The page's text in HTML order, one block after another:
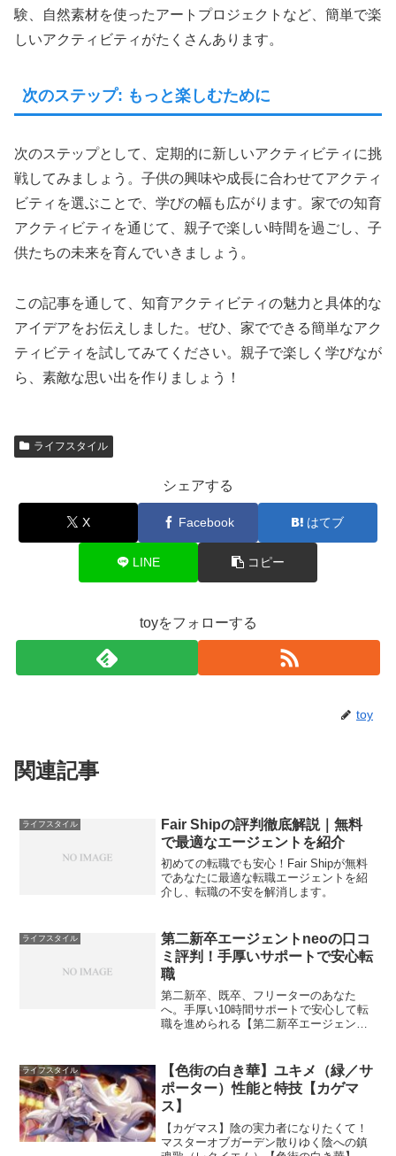
験、自然素材を使ったアートプロジェクトなど、簡単で楽
しいアクティビティがたくさんあります。
次のステップ: もっと楽しむために
次のステップとして、定期的に新しいアクティビティに挑
戦してみましょう。子供の興味や成長に合わせてアクティ
ビティを選ぶことで、学びの幅も広がります。家での知育
アクティビティを通じて、親子で楽しい時間を過ごし、子
供たちの未来を育んでいきましょう。
この記事を通して、知育アクティビティの魅力と具体的な
アイデアをお伝えしました。ぜひ、家でできる簡単なアク
ティビティを試してみてください。親子で楽しく学びなが
ら、素敵な思い出を作りましょう！
ライフスタイル
シェアする
X Facebook はてブ
LINE コピー
toyをフォローする
toy
関連記事
ライフスタイル
Fair Shipの評判徹底解説｜無料
で最適なエージェントを紹介
初めての転職でも安心！Fair Shipが無料
であなたに最適な転職エージェントを紹
介し、転職の不安を解消します。
ライフスタイル
第二新卒エージェントneoの口コ
ミ評判！手厚いサポートで安心転
職
第二新卒、既卒、フリーターのあなた
へ。手厚い10時間サポートで安心して転
職を進められる【第二新卒エージェント
ライフスタイル
【色街の白き華】ユキメ（緑／サ
ポーター）性能と特技【カゲマ
ス】
【カゲマス】陰の実力者になりたくて！
マスターオブガーデン散りゆく陰への鎮